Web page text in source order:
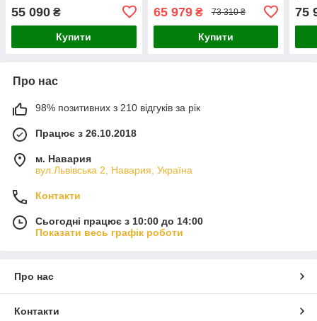
55 090 ₴
Купити
65 979₴ 73 310 ₴
Купити
75
Про нас
98% позитивних з 210 відгуків за рік
Працює з 26.10.2018
м. Навария
вул.Львівська 2, Навария, Україна
Контакти
Сьогодні працює з 10:00 до 14:00
Показати весь графік роботи
Про нас
Контакти